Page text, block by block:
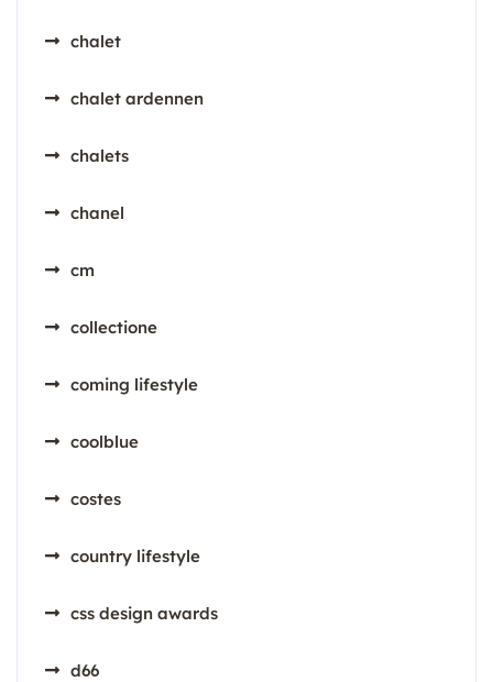
chalet
chalet ardennen
chalets
chanel
cm
collectione
coming lifestyle
coolblue
costes
country lifestyle
css design awards
d66